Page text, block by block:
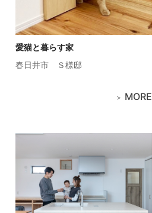
愛猫と暮らす家
春日井市 Ｓ様邸
MORE